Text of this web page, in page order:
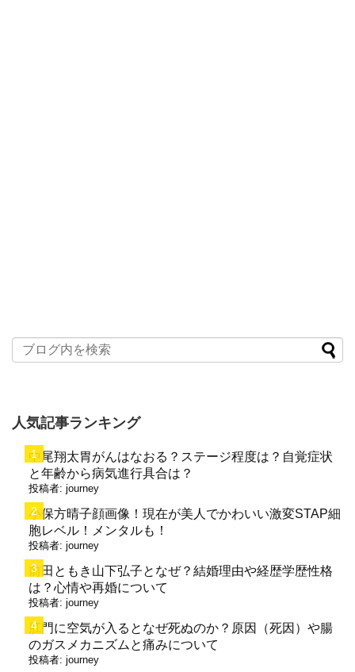
人気記事ランキング
中尾翔太胃がんはなおる？ステージ程度は？自覚症状
と年齢から病気進行具合は？
投稿者: journey
小保方晴子顔画像！現在が美人でかわいい激変STAP細
胞レベル！メンタルも！
投稿者: journey
前田ともき山下弘子となぜ？結婚理由や経歴学歴性格
は？心情や再婚について
投稿者: journey
肛門に空気が入るとなぜ死ぬのか？原因（死因）や腸
のガスメカニズムと痛みについて
投稿者: journey